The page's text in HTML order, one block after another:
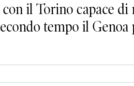
il Torino capace di
tempo il Genoa